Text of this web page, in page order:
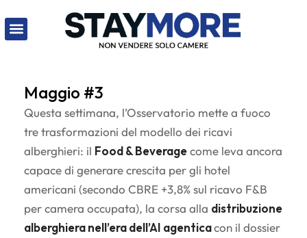
Maggio #3
Questa settimana, l’Osservatorio mette a fuoco
tre trasformazioni del modello dei ricavi
alberghieri: il Food & Beveragecome leva ancora
capace di generare crescita per gli hotel
americani (secondo CBRE +3,8% sul ricavo F&B
per camera occupata), la corsa alla distribuzione
alberghiera nell’era dell’AI agenticacon il dossier